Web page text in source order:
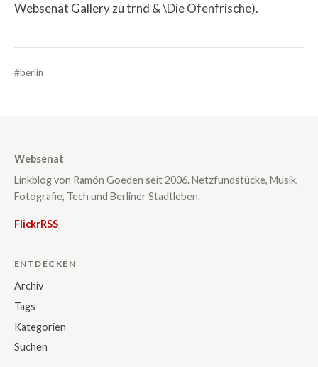
Websenat Gallery zu trnd & \Die Ofenfrische).
#berlin
Websenat
Linkblog von Ramón Goeden seit 2006. Netzfundstücke, Musik,
Fotografie, Tech und Berliner Stadtleben.
FlickrRSS
ENTDECKEN
Archiv
Tags
Kategorien
Suchen